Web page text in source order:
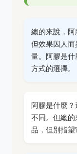
總的來說，阿
但效果因人
量。阿膠是
方式的選擇。
阿膠是什麼
不同。但總
品，但別指望